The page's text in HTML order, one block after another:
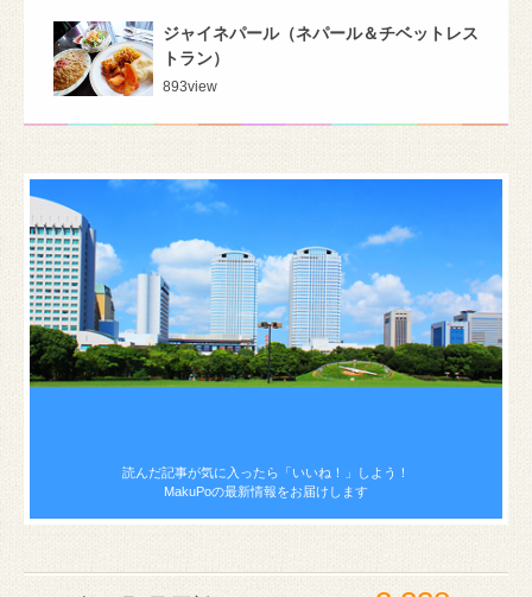
ジャイネパール（ネパール＆チベットレス
トラン）
893view
読んだ記事が気に入ったら 「いいね！」しよう！
MakuPoの最新情報をお届けします